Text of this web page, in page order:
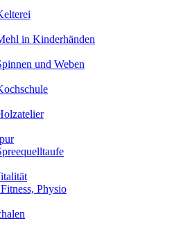
in Kinderhänden
und Weben
Physio